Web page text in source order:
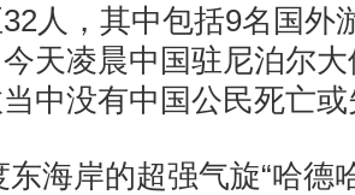
人，其中包括9名国外
天凌晨中国驻尼泊尔
中没有中国公民死亡
海岸的超强气旋“哈德